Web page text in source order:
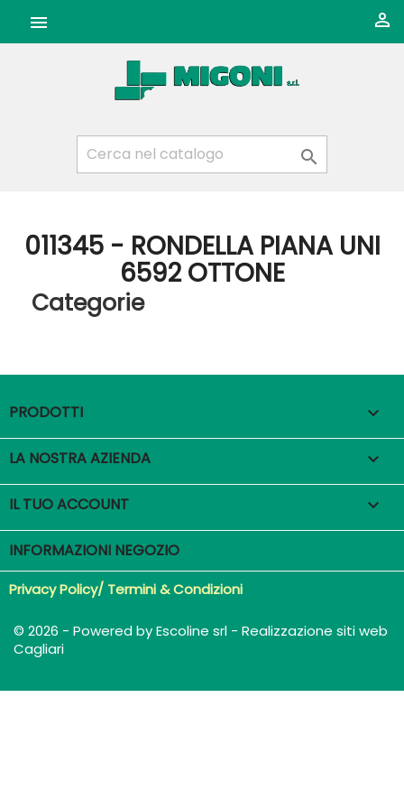
 

011345 - RONDELLA PIANA UNI
6592 OTTONE
Categorie
PRODOTTI 
LA NOSTRA AZIENDA 
IL TUO ACCOUNT 
INFORMAZIONI NEGOZIO
Privacy Policy/ Termini & Condizioni
© 2026 - Powered by Escoline srl - Realizzazione siti web
Cagliari